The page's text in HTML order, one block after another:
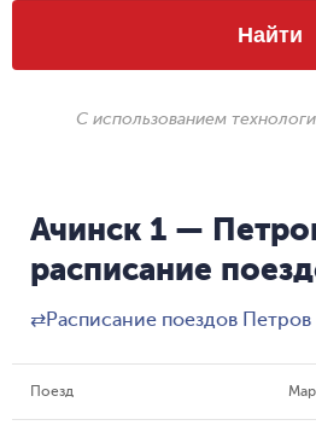
Найти
С использованием
Ачинск 1 —
расписание
⇄Расписание поездов
Поезд